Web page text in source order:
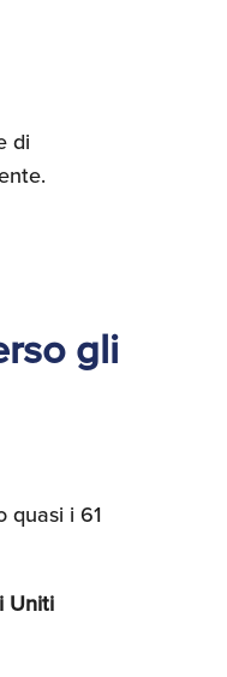
di
gli
quasi i 61
Uniti